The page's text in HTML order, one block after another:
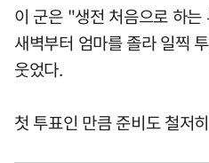
이 군은 "생전 처음으로 하
새벽부터 엄마를 졸라 일찍
웃었다.
첫 투표인 만큼 준비도 철저